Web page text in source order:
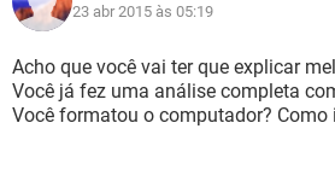
23 abr 2015 às 05:19
Acho que você vai ter que explicar
Você já fez uma análise completa
Você formatou o computador? Como